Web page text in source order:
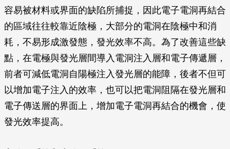
容易被材料或界面的缺陷所捕捉，因此電子電洞再結合
的區域往往較靠近陰極，大部分的電洞在陰極中和消
耗，不易形成激發態，發光效率不高。為了改善這些缺
點，在電極與發光層間導入電洞注入層和電子傳遞層，
前者可減低電洞自陽極注入發光層的能障，後者不但可
以增加電子注入的效率，也可以把電洞阻隔在發光層和
電子傳送層的界面上，增加電子電洞再結合的機會，使
發光效率提高。